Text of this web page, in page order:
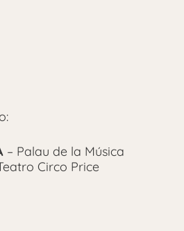
– Palau de la Música
Circo Price